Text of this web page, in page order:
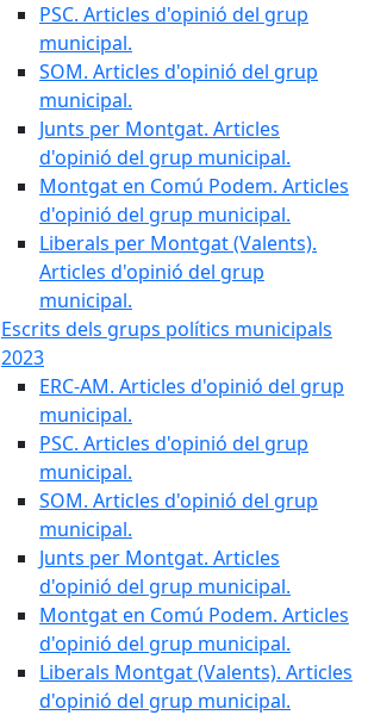
PSC. Articles d'opinió del grup
municipal.
SOM. Articles d'opinió del grup
municipal.
Junts per Montgat. Articles
d'opinió del grup municipal.
Montgat en Comú Podem. Articles
d'opinió del grup municipal.
Liberals per Montgat (Valents).
Articles d'opinió del grup
municipal.
Escrits dels grups polítics municipals
2023
ERC-AM. Articles d'opinió del grup
municipal.
PSC. Articles d'opinió del grup
municipal.
SOM. Articles d'opinió del grup
municipal.
Junts per Montgat. Articles
d'opinió del grup municipal.
Montgat en Comú Podem. Articles
d'opinió del grup municipal.
Liberals Montgat (Valents). Articles
d'opinió del grup municipal.